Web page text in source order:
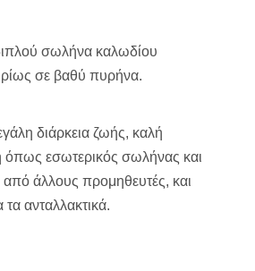
σωλήνα καλωδίου
σε βαθύ πυρήνα.
διάρκεια ζωής, καλή
όπως εσωτερικός σωλήνας και
άλλους προμηθευτές, και
ανταλλακτικά.